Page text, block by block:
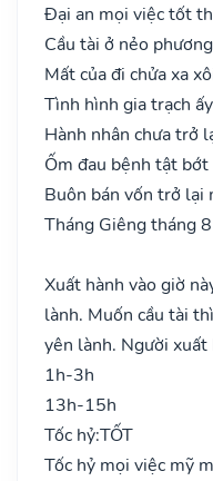
Đại an mọi việc tốt
Cầu tài ở nẻo
Mất của đi chửa xa
Tình hình gia trạch
Hành nhân chưa trở
Ốm đau bệnh tật
Buôn bán vốn trở lại
Tháng Giêng tháng
Xuất hành vào giờ
lành. Muốn cầu tài
yên lành. Người
1h-3h
13h-15h
Tốc hỷ:TỐT
Tốc hỷ mọi việc mỹ